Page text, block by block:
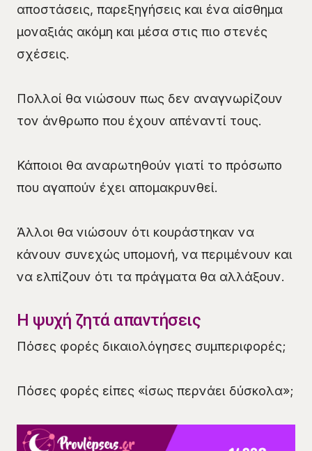
αποστάσεις, παρεξηγήσεις και ένα αίσθημα
μοναξιάς ακόμη και μέσα στις πιο στενές
σχέσεις.
Πολλοί θα νιώσουν πως δεν αναγνωρίζουν
τον άνθρωπο που έχουν απέναντί τους.
Κάποιοι θα αναρωτηθούν γιατί το πρόσωπο
που αγαπούν έχει απομακρυνθεί.
Άλλοι θα νιώσουν ότι κουράστηκαν να
κάνουν συνεχώς υπομονή, να περιμένουν και
να ελπίζουν ότι τα πράγματα θα αλλάξουν.
Η ψυχή ζητά απαντήσεις
Πόσες φορές δικαιολόγησες συμπεριφορές;
Πόσες φορές είπες «ίσως περνάει δύσκολα»;